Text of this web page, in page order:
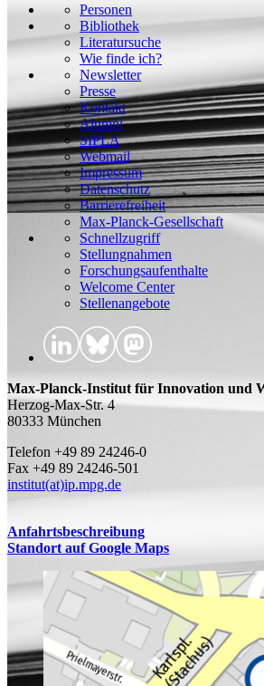
Personen
Bibliothek
Literatursuche
Wie finde ich?
Newsletter
Presse
Kontakt
Alumni
SIPLA
Webmail
Impressum
Datenschutz
Barrierefreiheit
Max-Planck-Gesellschaft
Schnellzugriff
Stellungnahmen
Forschungsaufenthalte
Welcome Center
Stellenangebote
Max-Planck-Institut für Innovation und
Herzog-Max-Str. 4
80333 München
Telefon +49 89 24246-0
Fax +49 89 24246-501
institut(at)ip.mpg.de
Anfahrtsbeschreibung
Standort auf Google Maps